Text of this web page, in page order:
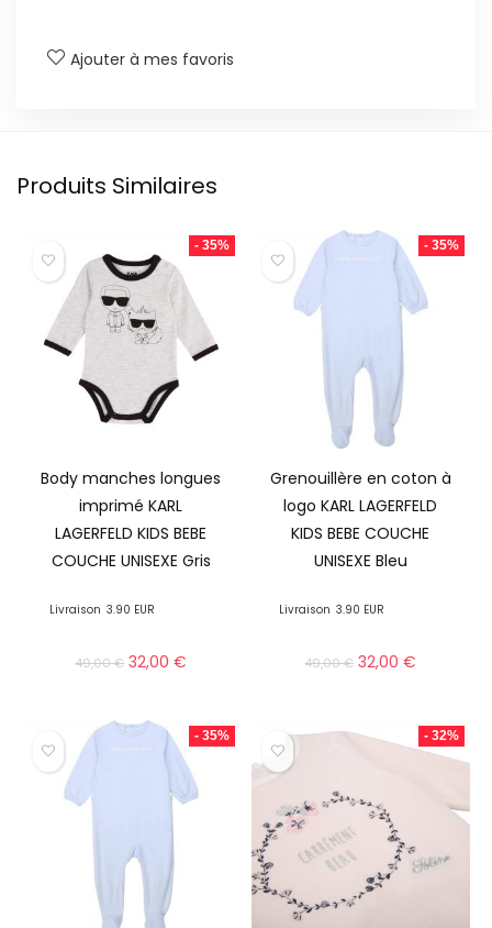
Ajouter à mes favoris
Produits Similaires
- 35%
Body manches longues
imprimé KARL
LAGERFELD KIDS BEBE
COUCHE UNISEXE Gris
Livraison 3.90 EUR
49,00€ 32,00€
- 35%
Grenouillère en coton à
logo KARL LAGERFELD
KIDS BEBE COUCHE
UNISEXE Bleu
Livraison 3.90 EUR
49,00€ 32,00€
- 35% - 32%